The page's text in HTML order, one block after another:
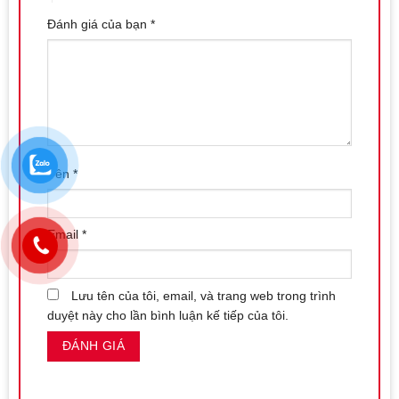
, Bàn phím Laptop Acer
nghề nên bạn hoàn toàn có thể yên tâm và tin tưởng mua hàng
Điện Thoại : 0246.670.5678 – 0819.408.555
Chi tiết giao hàng khi mua Bàn Phím Laptop Acer
SF514-52
Hãy chắc chắn rằng địa chỉ và số điện thoại bạn cung cấp
khi đặt hàng là địa chỉ giao hàng chính xác.
Thông thường, chúng tôi sẽ gửi hàng trong ngày khi
nhận được đơn đặt hàng của bạn
+ Với các đơn nội thành HN thì thường mất 1-2 ngày làm
việc để bạn nhận được hang ( Nếu cần gấp xin liên hệ Hotline
Đánh giá của bạn *
Tên *
Email *
Lưu tên của tôi, email, và trang web trong trình
duyệt này cho lần bình luận kế tiếp của tôi.